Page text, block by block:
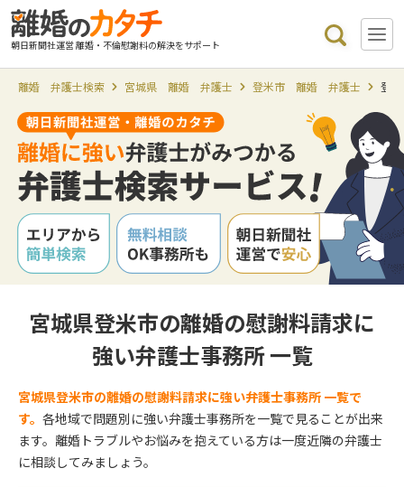
朝日新聞社運営 離婚・不倫慰謝料の解決をサポート
離婚 弁護士検索 宮城県 離婚 弁護士 登米市 離婚 弁護士 登
宮城県登米市の離婚の慰謝料請求に
強い弁護士事務所 一覧
宮城県登米市の離婚の慰謝料請求に強い弁護士事務所 一覧で
す。各地域で問題別に強い弁護士事務所を一覧で見ることが出来
ます。離婚トラブルやお悩みを抱えている方は一度近隣の弁護士
に相談してみましょう。